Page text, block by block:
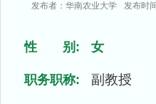
发布者：华南农业大学 发布时
性 别: 女
职务职称: 副教授